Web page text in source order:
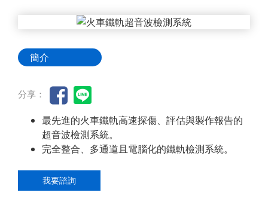
簡介
分享：
最先進的火車鐵軌高速探傷、評估與製作報告的
超音波檢測系統。
完全整合、多通道且電腦化的鐵軌檢測系統。
我要諮詢